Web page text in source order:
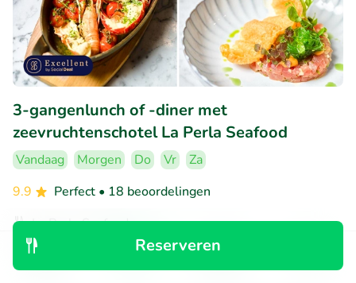
Reserveren
3-gangenlunch of -diner met
zeevruchtenschotel La Perla Seafood
Vandaag Morgen Do Vr
Za
9.9
Perfect • 18 beoordelingen
La Perla Seafood
Aalst (1km)
Verkocht: 333
€119 €79